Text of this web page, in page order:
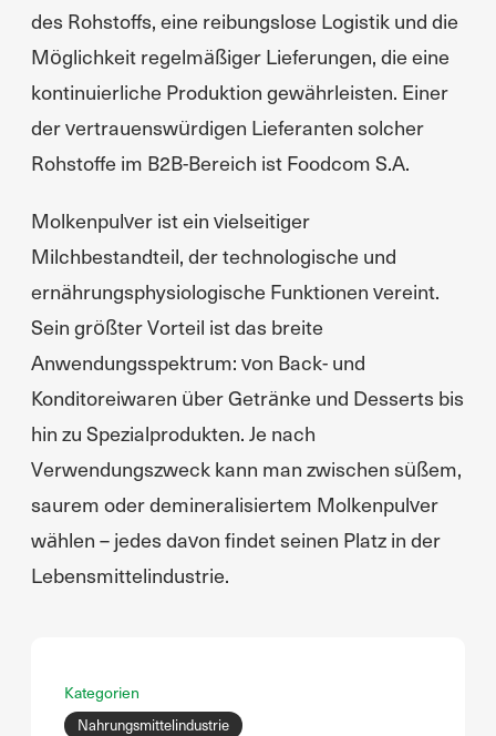
des Rohstoffs, eine reibungslose Logistik und die
Möglichkeit regelmäßiger Lieferungen, die eine
kontinuierliche Produktion gewährleisten. Einer
der vertrauenswürdigen Lieferanten solcher
Rohstoffe im B2B-Bereich ist Foodcom S.A.
Molkenpulver ist ein vielseitiger
Milchbestandteil, der technologische und
ernährungsphysiologische Funktionen vereint.
Sein größter Vorteil ist das breite
Anwendungsspektrum: von Back- und
Konditoreiwaren über Getränke und Desserts bis
hin zu Spezialprodukten. Je nach
Verwendungszweck kann man zwischen süßem,
saurem oder demineralisiertem Molkenpulver
wählen – jedes davon findet seinen Platz in der
Lebensmittelindustrie.
Kategorien
Nahrungsmittelindustrie